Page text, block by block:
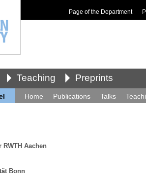
Page of the Department
Teaching Preprints
Home Publications Talks
Aachen
Bonn